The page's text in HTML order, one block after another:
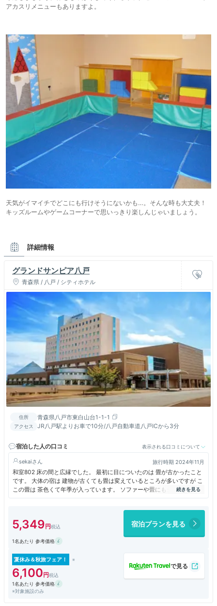
アカスリメニューもありますよ。
天気がイマイチでどこにも行けそうにないかも…。そんな時も大丈夫！
キッズルームやゲームコーナーで思いっきり楽しんじゃいましょう。
詳細情報
グランドサンピア八戸
青森県 / 八戸 / シティホテル
住所 青森県八戸市東白山台1-1-1
アクセス JR八戸駅よりお車で10分/八戸自動車道八戸ICから3分
宿泊した人の口コミ 表示される口コミについて
sekai 旅行時期 2024年11月
和室802 床の間と広縁でした。 最初に目についたのは 畳が古かったこと
です。 大体の宿は 建物が古くても畳は変えているところが多いですが こ
この畳は 茶色くて年季が入っています。 ソファーや畳にもシミがありま
す。 壁やソファー 床などは多少 仕方ないと思うけど 畳は新しい方が気持
5,349 宿泊プランを見る
1名あたり 参考価格
夏休み＆秋旅フェア！
6,100
1名あたり 参考価格
※対象施設のみ